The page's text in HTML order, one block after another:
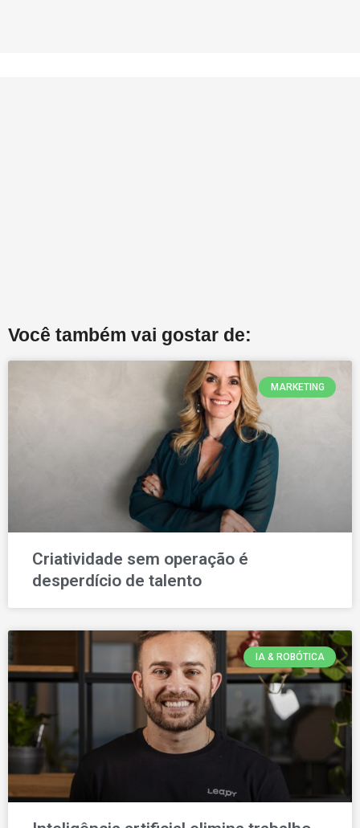
Você também vai gostar de:
MARKETING
Criatividade sem operação é
desperdício de talento
IA & ROBÓTICA